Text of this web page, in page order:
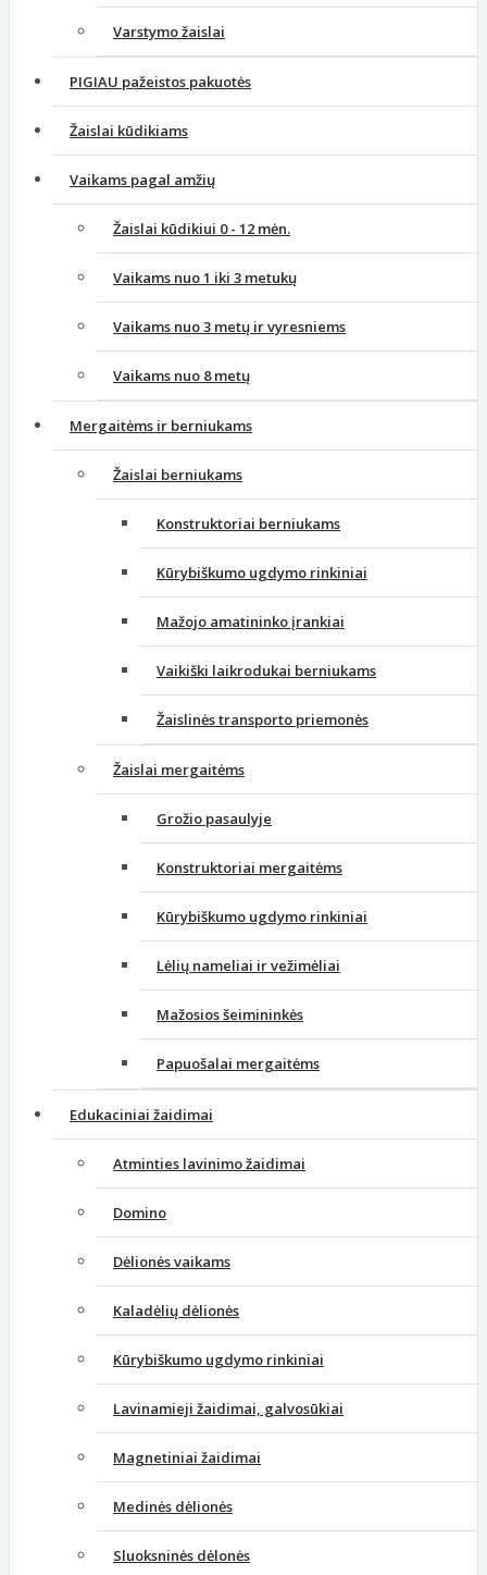
Varstymo žaislai
PIGIAU pažeistos pakuotės
Žaislai kūdikiams
Vaikams pagal amžių
Žaislai kūdikiui 0 - 12 mėn.
Vaikams nuo 1 iki 3 metukų
Vaikams nuo 3 metų ir vyresniems
Vaikams nuo 8 metų
Mergaitėms ir berniukams
Žaislai berniukams
Konstruktoriai berniukams
Kūrybiškumo ugdymo rinkiniai
Mažojo amatininko įrankiai
Vaikiški laikrodukai berniukams
Žaislinės transporto priemonės
Žaislai mergaitėms
Grožio pasaulyje
Konstruktoriai mergaitėms
Kūrybiškumo ugdymo rinkiniai
Lėlių nameliai ir vežimėliai
Mažosios šeimininkės
Papuošalai mergaitėms
Edukaciniai žaidimai
Atminties lavinimo žaidimai
Domino
Dėlionės vaikams
Kaladėlių dėlionės
Kūrybiškumo ugdymo rinkiniai
Lavinamieji žaidimai, galvosūkiai
Magnetiniai žaidimai
Medinės dėlionės
Sluoksninės dėlonės